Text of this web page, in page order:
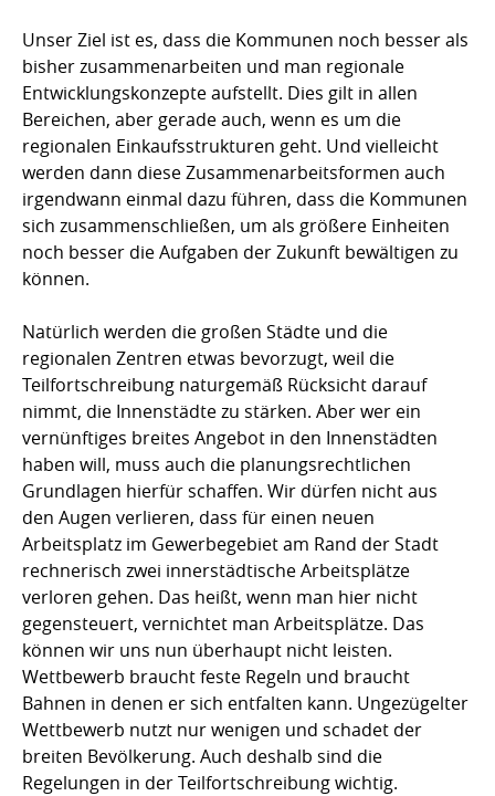
Unser Ziel ist es, dass die Kommunen noch besser als
bisher zusammenarbeiten und man regionale
Entwicklungskonzepte aufstellt. Dies gilt in allen
Bereichen, aber gerade auch, wenn es um die
regionalen Einkaufsstrukturen geht. Und vielleicht
werden dann diese Zusammenarbeitsformen auch
irgendwann einmal dazu führen, dass die Kommunen
sich zusammenschließen, um als größere Einheiten
noch besser die Aufgaben der Zukunft bewältigen zu
können.
Natürlich werden die großen Städte und die
regionalen Zentren etwas bevorzugt, weil die
Teilfortschreibung naturgemäß Rücksicht darauf
nimmt, die Innenstädte zu stärken. Aber wer ein
vernünftiges breites Angebot in den Innenstädten
haben will, muss auch die planungsrechtlichen
Grundlagen hierfür schaffen. Wir dürfen nicht aus
den Augen verlieren, dass für einen neuen
Arbeitsplatz im Gewerbegebiet am Rand der Stadt
rechnerisch zwei innerstädtische Arbeitsplätze
verloren gehen. Das heißt, wenn man hier nicht
gegensteuert, vernichtet man Arbeitsplätze. Das
können wir uns nun überhaupt nicht leisten.
Wettbewerb braucht feste Regeln und braucht
Bahnen in denen er sich entfalten kann. Ungezügelter
Wettbewerb nutzt nur wenigen und schadet der
breiten Bevölkerung. Auch deshalb sind die
Regelungen in der Teilfortschreibung wichtig.